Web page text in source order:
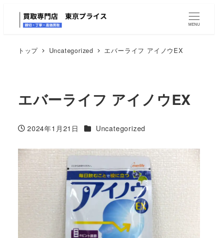
MENU
トップ Uncategorized エバーライフ アイノウEX
エバーライフ アイノウEX
投稿日
2024年1月21日 カテゴリー
Uncategorized